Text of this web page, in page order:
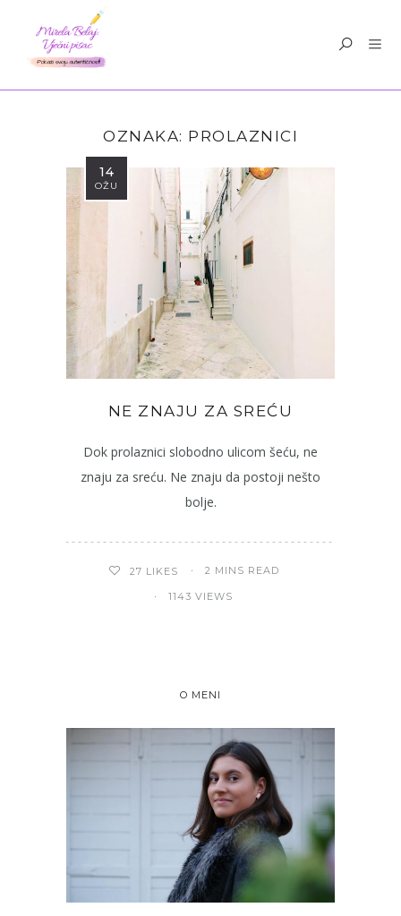
OZNAKA: PROLAZNICI
14
OŽU
NE ZNAJU ZA SREĆU
Dok prolaznici slobodno ulicom šeću, ne
znaju za sreću. Ne znaju da postoji nešto
bolje.
27 LIKES 2 MINS READ
1143 VIEWS
O MENI